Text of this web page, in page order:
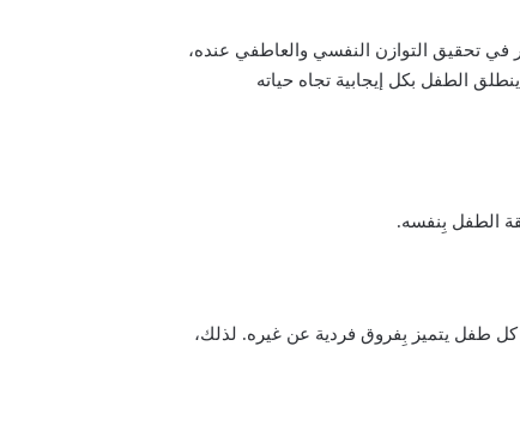
في تحقيق التوازن النفسي والعاطفي عنده،
الطفل بكل إيجابية تجاه حياته
الطفل بِنفسه.
كل طفل يتميز بِفروق فردية عن غيره. لذلك،